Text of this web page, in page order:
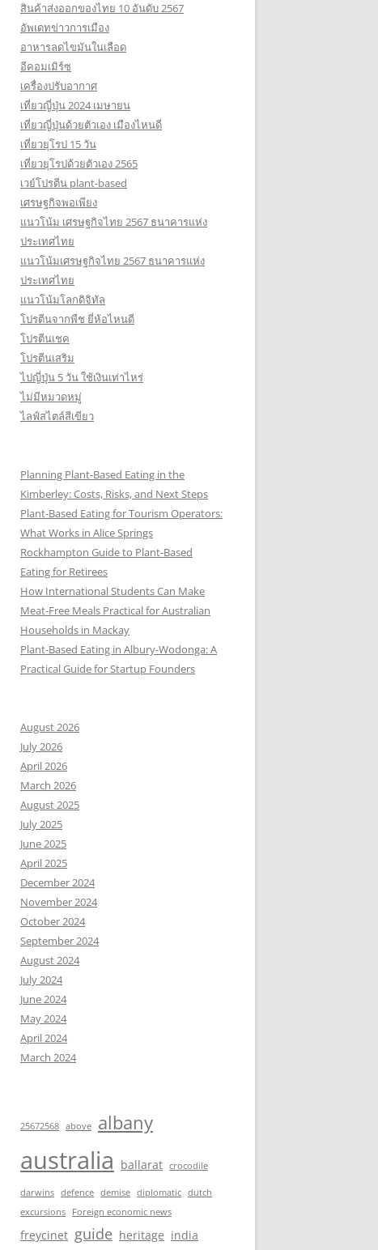
สินค้าส่งออกของไทย 10 อันดับ 2567
อัพเดทข่าวการเมือง
อาหารลดไขมันในเลือด
อีคอมเมิร์ซ
เครื่องปรับอากาศ
เที่ยวญี่ปุ่น 2024 เมษายน
เที่ยวญี่ปุ่นด้วยตัวเอง เมืองไหนดี
เที่ยวยุโรป 15 วัน
เที่ยวยุโรปด้วยตัวเอง 2565
เวย์โปรตีน plant-based
เศรษฐกิจพอเพียง
แนวโน้ม เศรษฐกิจไทย 2567 ธนาคารแห่ง
ประเทศไทย
แนวโน้มเศรษฐกิจไทย 2567 ธนาคารแห่ง
ประเทศไทย
แนวโน้มโลกดิจิทัล
โปรตีนจากพืช ยี่ห้อไหนดี
โปรตีนเชค
โปรตีนเสริม
ไปญี่ปุ่น 5 วัน ใช้เงินเท่าไหร่
ไม่มีหมวดหมู่
ไลฟ์สไตล์สีเขียว
Planning Plant-Based Eating in the
Kimberley: Costs, Risks, and Next Steps
Plant-Based Eating for Tourism Operators:
What Works in Alice Springs
Rockhampton Guide to Plant-Based
Eating for Retirees
How International Students Can Make
Meat-Free Meals Practical for Australian
Households in Mackay
Plant-Based Eating in Albury-Wodonga: A
Practical Guide for Startup Founders
August 2026
July 2026
April 2026
March 2026
August 2025
July 2025
June 2025
April 2025
December 2024
November 2024
October 2024
September 2024
August 2024
July 2024
June 2024
May 2024
April 2024
March 2024
25672568 above albany
australia ballarat crocodile
darwins defence demise diplomatic dutch
excursions
Foreign economic news
freycinet guide heritage india